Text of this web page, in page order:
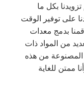
بكل ما
على توفير الوقت
بدمج معدات
من المواد ذات
المصنوعة من هذه
ممتن للغاية